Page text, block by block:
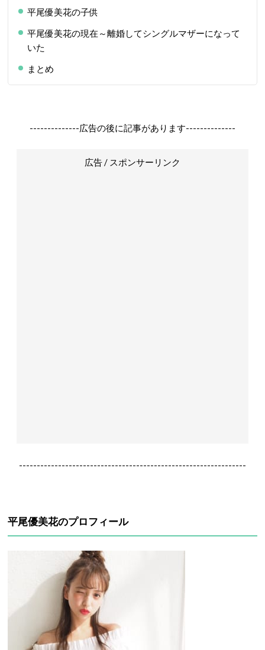
平尾優美花の子供
平尾優美花の現在～離婚してシングルマザーになって
いた
まとめ
--------------広告の後に記事があります--------------
広告 / スポンサーリンク
----------------------------------------------------------------
平尾優美花のプロフィール